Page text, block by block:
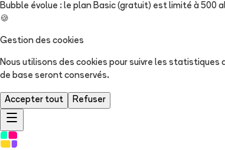
Bubble évolue : le plan Basic (gratuit) est limité à 500
🍪
Gestion des cookies
Nous utilisons des cookies pour suivre les
de base seront conservés.
Accepter tout Refuser